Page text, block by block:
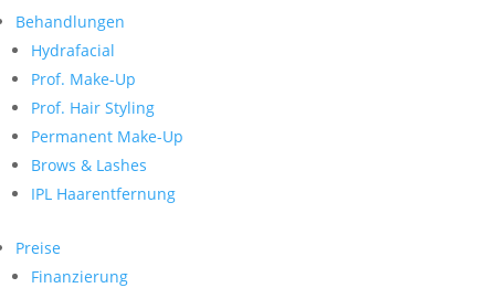
Behandlungen
Hydrafacial
Prof. Make-Up
Prof. Hair Styling
Permanent Make-Up
Brows & Lashes
IPL Haarentfernung
Preise
Finanzierung
nach:
Neueste Kommentare
Archiv
Kategorien
Keine Kategorien
Meta
Anmelden
Feed der Einträge
WordPress.org
Search